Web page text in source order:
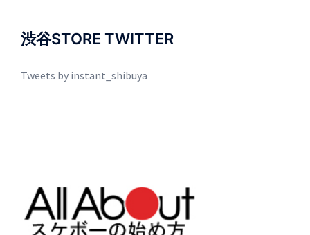
渋谷STORE TWITTER
Tweets by instant_shibuya